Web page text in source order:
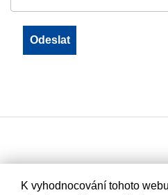
K vyhodnocování tohoto